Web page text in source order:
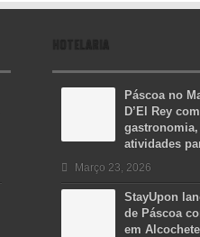
HOTELARIA
Páscoa no
D’El Rey com
atividades
Março 23, 2026
StayUpon
de Páscoa
em